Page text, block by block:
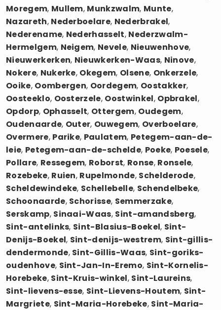
Moregem, Mullem, Munkzwalm, Munte,
Nazareth, Nederboelare, Nederbrakel,
Nederename, Nederhasselt, Nederzwalm-
Hermelgem, Neigem, Nevele, Nieuwenhove,
Nieuwerkerken, Nieuwkerken-Waas, Ninove,
Nokere, Nukerke, Okegem, Olsene, Onkerzele,
Ooike, Oombergen, Oordegem, Oostakker,
Oosteeklo, Oosterzele, Oostwinkel, Opbrakel,
Opdorp, Ophasselt, Ottergem, Oudegem,
Oudenaarde, Outer, Ouwegem, Overboelare,
Overmere, Parike, Paulatem, Petegem-aan-de-
leie, Petegem-aan-de-schelde, Poeke, Poesele,
Pollare, Ressegem, Roborst, Ronse, Ronsele,
Rozebeke, Ruien, Rupelmonde, Schelderode,
Scheldewindeke, Schellebelle, Schendelbeke,
Schoonaarde, Schorisse, Semmerzake,
Serskamp, Sinaai-Waas, Sint-amandsberg,
Sint-antelinks, Sint-Blasius-Boekel, Sint-
Denijs-Boekel, Sint-denijs-westrem, Sint-gillis-
dendermonde, Sint-Gillis-Waas, Sint-goriks-
oudenhove, Sint-Jan-In-Eremo, Sint-Kornelis-
Horebeke, Sint-Kruis-winkel, Sint-Laureins,
Sint-lievens-esse, Sint-Lievens-Houtem, Sint-
Margriete, Sint-Maria-Horebeke, Sint-Maria-